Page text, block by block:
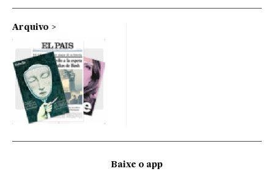
Arquivo
Baixe o app